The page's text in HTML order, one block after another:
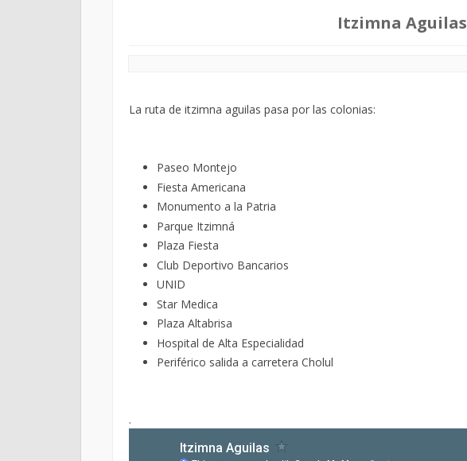
Itzimna Aguilas
La ruta de itzimna aguilas pasa por las colonias:
Paseo Montejo
Fiesta Americana
Monumento a la Patria
Parque Itzimná
Plaza Fiesta
Club Deportivo Bancarios
UNID
Star Medica
Plaza Altabrisa
Hospital de Alta Especialidad
Periférico salida a carretera Cholul
.